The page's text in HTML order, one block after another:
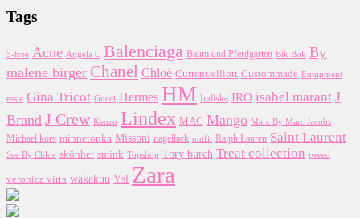
Tags
5-free Acne Angela C Balenciaga Baum und Pferdgarten Bik Bok By
malene birger Chanel Chloé Current/elliott Custommade Equipment
essie Gina Tricot Gucci Hermes HM Indiska IRO isabel marant J
Brand J Crew Kenzo Lindex MAC Mango Marc By Marc Jacobs
Michael kors minnetonka Missoni nagellack outfit Ralph Lauren Saint Laurent
See By Chloe skönhet smink Topshop Tory burch Treat collection tweed
veronica virta wakakuu Ysl Zara